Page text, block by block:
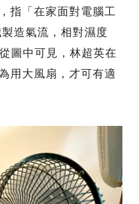
指「在家面對電腦工
造氣流，相對濕度
圖中可見，林超英在
用大風扇，才可有適